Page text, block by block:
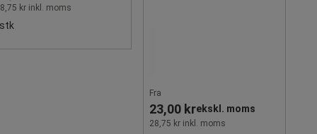
kr inkl. moms
Fra
23,00 krekskl. moms
28,75 kr inkl. moms